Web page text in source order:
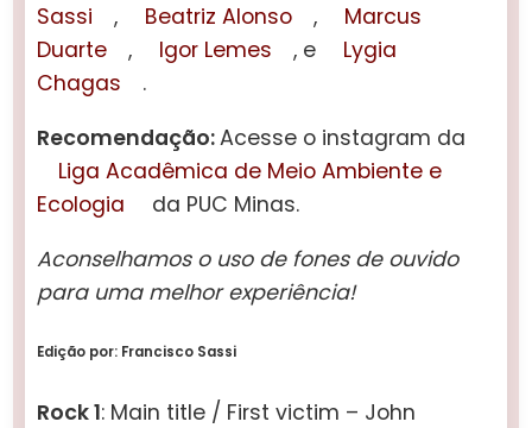
Sassi
, Beatriz Alonso ,
Marcus
Duarte
, Igor Lemes , e
Lygia
Chagas
.
Recomendação:
Liga Acadêmica de Meio Ambiente e
Ecologia
da PUC Minas.
Aconselhamos o uso de fones de ouvido
para uma melhor experiência!
Edição por: Francisco Sassi
Rock 1: Main title / First victim – John